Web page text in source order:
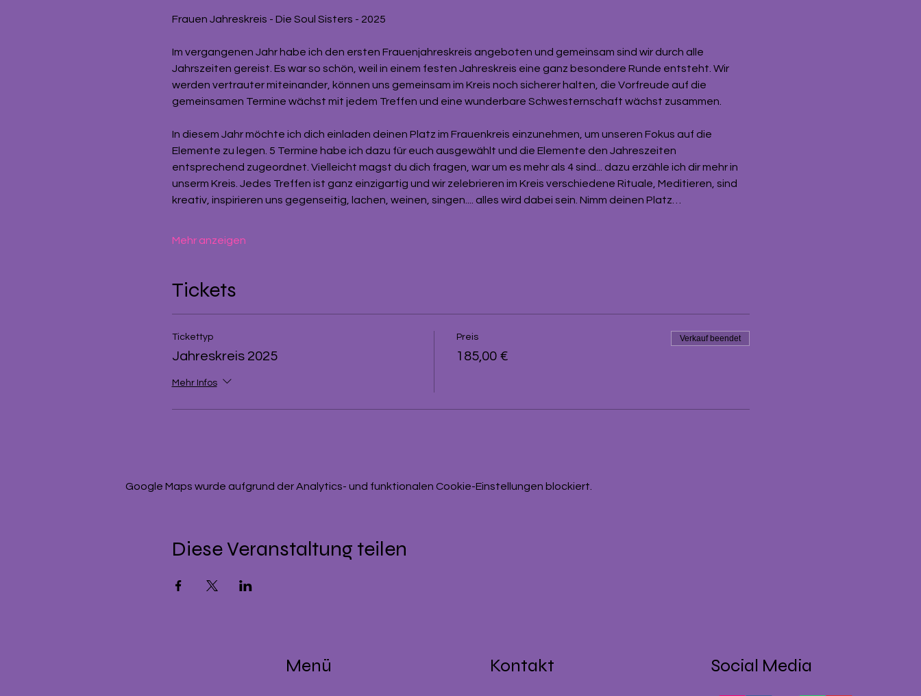
Frauen Jahreskreis - Die Soul Sisters - 2025
Im vergangenen Jahr habe ich den ersten Frauenjahreskreis angeboten und gemeinsam sind wir durch alle
Jahrszeiten gereist. Es war so schön, weil in einem festen Jahreskreis eine ganz besondere Runde entsteht. Wir
werden vertrauter miteinander, können uns gemeinsam im Kreis noch sicherer halten, die Vorfreude auf die
gemeinsamen Termine wächst mit jedem Treffen und eine wunderbare Schwesternschaft wächst zusammen.
In diesem Jahr möchte ich dich einladen deinen Platz im Frauenkreis einzunehmen, um unseren Fokus auf die
Elemente zu legen. 5 Termine habe ich dazu für euch ausgewählt und die Elemente den Jahreszeiten
entsprechend zugeordnet. Vielleicht magst du dich fragen, war um es mehr als 4 sind... dazu erzähle ich dir mehr in
unserm Kreis. Jedes Treffen ist ganz einzigartig und wir zelebrieren im Kreis verschiedene Rituale, Meditieren, sind
kreativ, inspirieren uns gegenseitig, lachen, weinen, singen.... alles wird dabei sein. Nimm deinen Platz…
Mehr anzeigen
Tickets
Tickettyp
Jahreskreis 2025
Mehr Infos
Preis
185,00 €
Verkauf beendet
Google Maps wurde aufgrund der Analytics- und funktionalen Cookie-Einstellungen blockiert.
Diese Veranstaltung teilen
Menü Kontakt Social Media